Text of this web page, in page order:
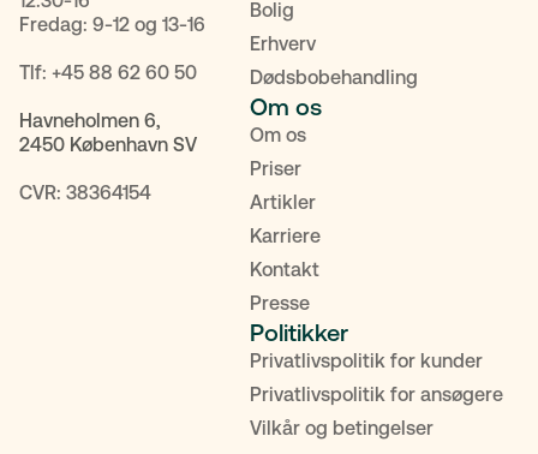
Fredag: 9-12 og 13-16
Tlf: +45 88 62 60 50
Havneholmen 6,
2450 København SV
CVR: 38364154
Bolig
Erhverv
Dødsbobehandling
Om os
Om os
Priser
Artikler
Karriere
Kontakt
Presse
Politikker
Privatlivspolitik for kunder
Privatlivspolitik for ansøgere
Vilkår og betingelser
POPULÆRE SØGNINGER
Fremtidsfuldmagt Bolighandel